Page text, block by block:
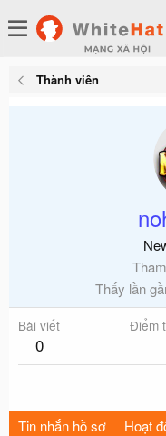
Thành viên
Thấy lần
Bài viết
0
Điểm
Tin nhắn hồ sơ Hoạt